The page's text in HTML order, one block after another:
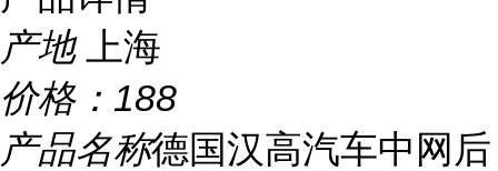
产地
上海
价格： 188
产品名称德国汉高汽车中网后